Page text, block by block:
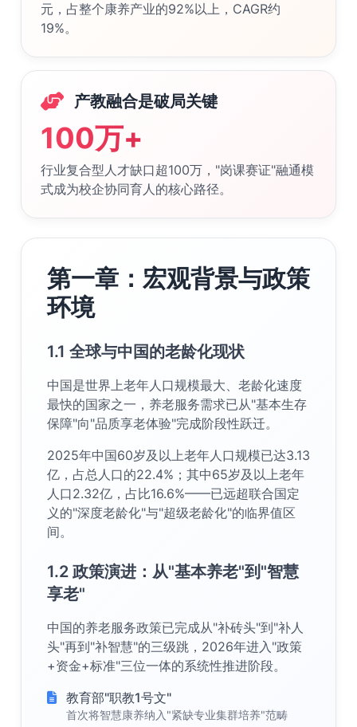
元，占整个康养产业的92%以上，CAGR约
19%。
产教融合是破局关键
100万+
行业复合型人才缺口超100万，"岗课赛证"融通模
式成为校企协同育人的核心路径。
第一章：宏观背景与政策
环境
1.1 全球与中国的老龄化现状
中国是世界上老年人口规模最大、老龄化速度
最快的国家之一，养老服务需求已从"基本生存
保障"向"品质享老体验"完成阶段性跃迁。
2025年中国60岁及以上老年人口规模已达3.13
亿，占总人口的22.4%；其中65岁及以上老年
人口2.32亿，占比16.6%——已远超联合国定
义的"深度老龄化"与"超级老龄化"的临界值区
间。
1.2 政策演进：从"基本养老"到"智慧
享老"
中国的养老服务政策已完成从"补砖头"到"补人
头"再到"补智慧"的三级跳，2026年进入"政策
+资金+标准"三位一体的系统性推进阶段。
教育部"职教1号文"
首次将智慧康养纳入"紧缺专业集群培养"范畴